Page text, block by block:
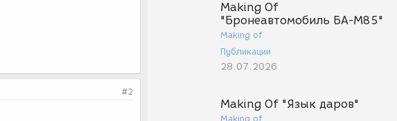
Making Of
"Бронеавтомобиль БА-М85"
Making of
Публикации
28.07.2026
Making Of "Язык даров"
Making of
#2